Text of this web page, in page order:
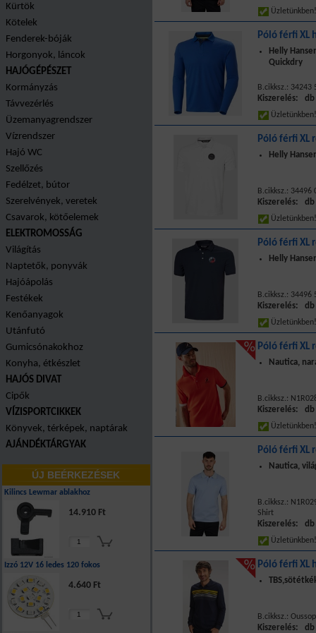
Kürtök
Kötelek
Fenderek-bóják
Horgonyok, láncok
HAJÓGÉPÉSZET
Kormányzás
Távvezérlés
Üzemanyagrendszer
Vízrendszer
Hajó WC
Szellőzés
Fedélzet, bútor
Szerelvények, veretek
Csavarok, kötőelemek
ELEKTROMOSSÁG
Világítás
Naptetők, ponyvák
Hajóápolás
Festékek
Kenőanyagok
Utánfutó
Gumicsónakokhoz
Konyha, étkészlet
HAJÓS DIVAT
Cipők
VÍZISPORTCIKKEK
Könyvek, térképek, naptárak
AJÁNDÉKTÁRGYAK
ÚJ BEÉRKEZÉSEK
Kilincs Lewmar ablakhoz
14.910 Ft
Izzó 12V 16 ledes 120 fokos
4.640 Ft
Póló férfi XL
Helly
Quickdry
B.cikksz.: 34243
Kiszerelés: db
Póló férfi XL
Helly
B.cikksz.: 34496
Kiszerelés: db
Póló férfi XL
Helly
B.cikksz.: 34496
Kiszerelés: db
Póló férfi XL
Nautica,
B.cikksz.:
Kiszerelés: db
Póló férfi XL
Nautica,
B.cikksz.:
Shirt
Kiszerelés: db
Póló férfi XL
B.cikksz.:
Kiszerelés: db